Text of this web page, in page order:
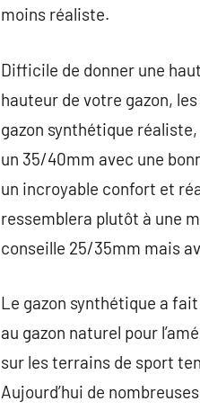
moins réaliste.
Difficile de donner une
hauteur de votre gazon,
gazon synthétique
un 35/40mm avec une
un incroyable confort et
ressemblera plutôt à une
conseille 25/35mm mais
Le gazon synthétique a
au gazon naturel pour
sur les terrains de sport
Aujourd’hui de